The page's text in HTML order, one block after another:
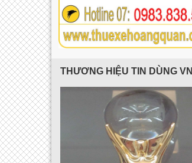
THƯƠNG HIỆU TIN DÙNG VN